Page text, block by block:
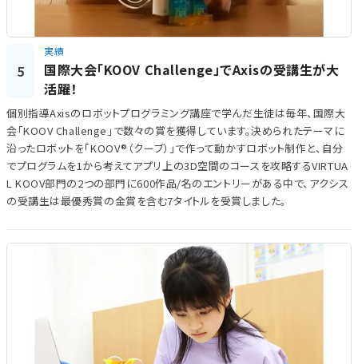
5
実績
国際大会「KOOV Challenge」でAxisの受講生が大
活躍！
個別指導Axisのロボットプログラミング講座で学んだ生徒は毎年、国際大
会「KOOV Challenge」で数々の賞を獲得しています。決められたテーマに
沿ったロボットを「KOOV®（クーブ）」で作って動かすロボット制作と、自分
でプログラムを1から考えてアプリ上の3D空間のコースを攻略するVIRTUA
L KOOV部門の2つの部門に600作品/名のエントリーがある中で、アクシス
の受講生は最優秀賞の金賞を含む7タイトルを受賞しました。